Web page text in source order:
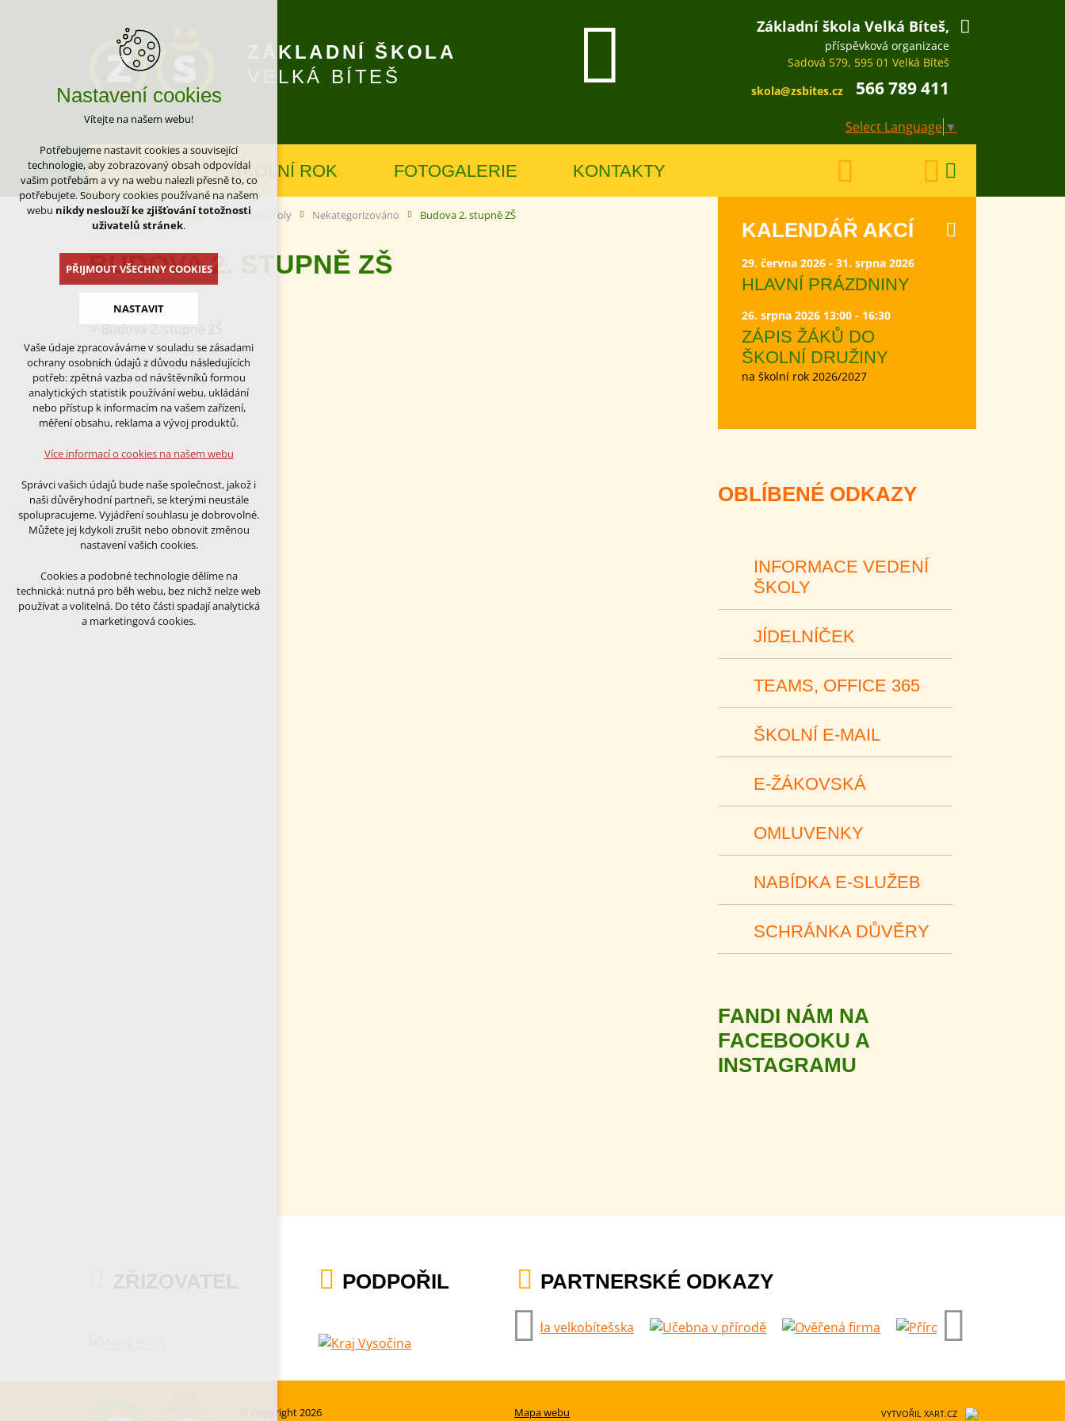
ZÁKLADNÍ ŠKOLA
VELKÁ BÍTEŠ
Základní škola Velká Bíteš,
příspěvková organizace
Sadová 579, 595 01 Velká Bíteš
skola@zsbites.cz
566 789 411
Select Language ▼
ŠKOLA ŠKOLNÍ ROK FOTOGALERIE KONTAKTY
Základní informace Historie školy Nekategorizováno Budova 2. stupně ZŠ
BUDOVA 2. STUPNĚ ZŠ
Sadová 579, Velká Bíteš
KALENDÁŘ AKCÍ
29. června 2026 - 31. srpna 2026
HLAVNÍ PRÁZDNINY
26. srpna 2026 13:00 - 16:30
ZÁPIS ŽÁKŮ DO
ŠKOLNÍ DRUŽINY
na školní rok 2026/2027
OBLÍBENÉ ODKAZY
INFORMACE VEDENÍ
ŠKOLY
JÍDELNÍČEK
TEAMS, OFFICE 365
ŠKOLNÍ E-MAIL
E-ŽÁKOVSKÁ
OMLUVENKY
NABÍDKA E-SLUŽEB
SCHRÁNKA DŮVĚRY
FANDI NÁM NA
FACEBOOKU A
INSTAGRAMU
PODPOŘIL PARTNERSKÉ ODKAZY
© Copyright 2026
VYTVOŘIL XART.CZ
Mapa webu
Nastavení cookies
Vítejte na našem webu!
Potřebujeme nastavit cookies a související
technologie, aby zobrazovaný obsah odpovídal
vašim potřebám a vy na webu nalezli přesně to, co
potřebujete. Soubory cookies používané na našem
webu nikdy neslouží ke zjišťování totožnosti
uživatelů stránek.
PŘIJMOUT VŠECHNY COOKIES
NASTAVIT
Technická cookies
nutná pro provozování webu
udržení kontextu stránek (session):
případná přihlášení, volby jazyka, apod.
Volitelná cookies
analytická pro anonymizované
vyhodnocení návštěvnosti
marketingová cookies (Google)
Více informací o cookies na našem webu
ODMÍTNOUT VŠE
Vaše údaje zpracováváme v souladu se zásadami
ochrany osobních údajů z důvodu následujících
potřeb: zpětná vazba od návštěvníků formou
analytických statistik používání webu, ukládání
nebo přístup k informacím na vašem zařízení,
měření obsahu, reklama a vývoj produktů.
Více informací o cookies na našem webu
Správci vašich údajů bude naše společnost, jakož i
naši důvěryhodní partneři, se kterými neustále
spolupracujeme. Vyjádření souhlasu je dobrovolné.
Můžete jej kdykoli zrušit nebo obnovit změnou
nastavení vašich cookies.
Cookies a podobné technologie dělíme na
technická: nutná pro běh webu, bez nichž nelze web
používat a volitelná. Do této části spadají analytická
a marketingová cookies.